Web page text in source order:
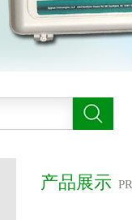
产品展示